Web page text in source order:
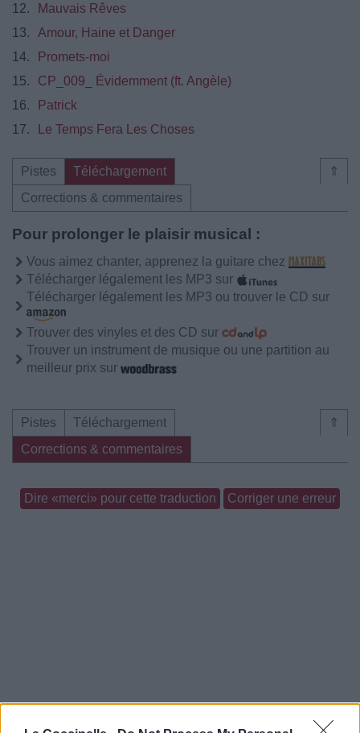
12.
Mauvais Rêves
13.
Amour, Haine et Danger
14.
Promets-moi
15.
CP_009_ Évidemment (ft. Angèle)
16.
Patrick
17.
Le Temps Fera Les Choses
⇑
Pistes
Téléchargement
Corrections & commentaires
Pour prolonger le plaisir musical :
Vous aimez chanter, apprenez la guitare chez
Télécharger légalement les MP3 sur
Télécharger légalement les MP3 ou trouver le CD sur
Trouver des vinyles et des CD sur
Trouver un instrument de musique ou une partition au
meilleur prix sur
⇑
Pistes
Téléchargement
Corrections & commentaires
Dire «merci» pour cette traduction Corriger une erreur